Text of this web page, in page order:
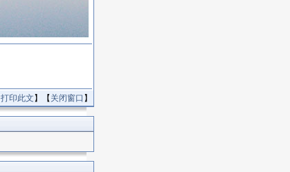
打印此文 】【 关闭窗口 】